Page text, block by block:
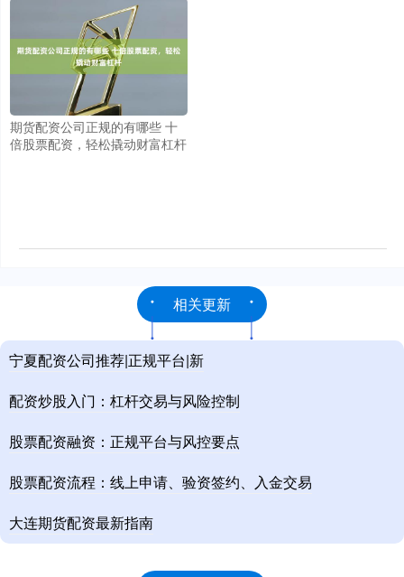
期货配资公司正规的有哪些 十
倍股票配资，轻松撬动财富杠杆
相关更新
宁夏配资公司推荐|正规平台|新
配资炒股入门：杠杆交易与风险控制
股票配资融资：正规平台与风控要点
股票配资流程：线上申请、验资签约、入金交易
大连期货配资最新指南